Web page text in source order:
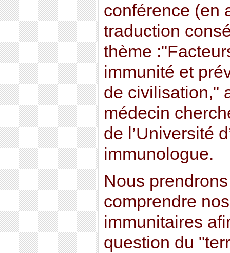
conférence (en
traduction
thème
immunité et
de civilisation,"
médecin
de l’Université
immunologue.
Nous
comprendre
immunitaires
question du